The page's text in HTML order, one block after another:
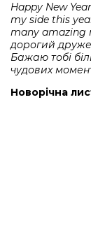
Happy New
my side this
many amazing
дорогий
Бажаю тобі
чудових
Новорічна